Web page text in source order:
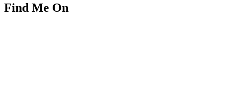
Find Me On